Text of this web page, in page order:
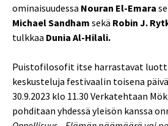
ominaisuudessa Nouran El-Emara
Michael Sandham sekä Robin J.
tulkkaa Dunia Al-Hilali.
Puistofilosofit itse harrastavat
keskusteluja festivaalin toisena
30.9.2023 klo 11.30 Verkatehtaan
pohditaan yhdessä yleisön kanssa